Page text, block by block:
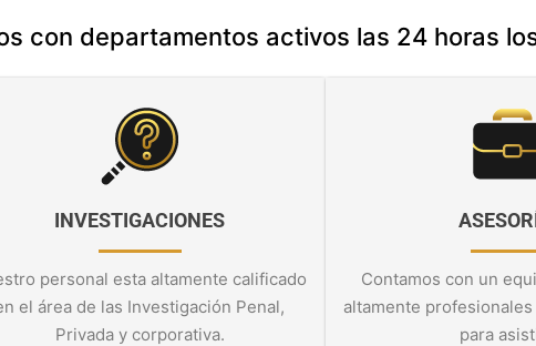
con departamentos activos las 24 horas
INVESTIGACIONES
personal esta altamente calificado
el área de las Investigación Penal,
Privada y corporativa.
Contamos con un
altamente
para